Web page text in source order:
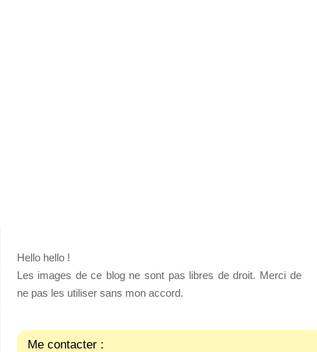
Hello hello !
Les images de ce blog ne sont pas libres de droit. Merci de
ne pas les utiliser sans mon accord.
Me contacter :